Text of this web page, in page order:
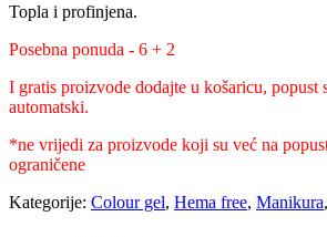
Topla i profinjena.
Posebna ponuda - 6 + 2
I gratis proizvode dodajte u košaricu, popust
automatski.
*ne vrijedi za proizvode koji su već na
ograničene
Kategorije: Colour gel, Hema free, Manikura,